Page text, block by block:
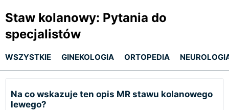
Staw kolanowy: Pytania do
specjalistów
WSZYSTKIE GINEKOLOGIA ORTOPEDIA
Na co wskazuje ten opis MR stawu kolanowego
lewego?